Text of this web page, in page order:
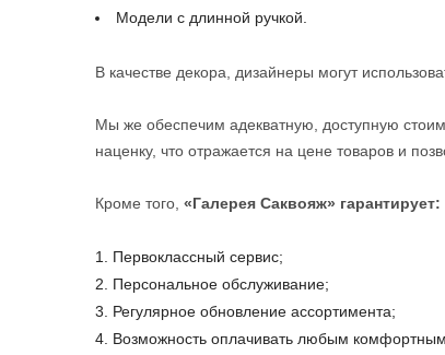
Модели с длинной ручкой.
В качестве декора, дизайнеры могут
Мы же обеспечим адекватную, доступную
наценку, что отражается на цене товаров и
Кроме того, «Галерея Саквояж» гарантирует:
Первоклассный сервис;
Персональное обслуживание;
Регулярное обновление ассортимента;
Возможность оплачивать любым